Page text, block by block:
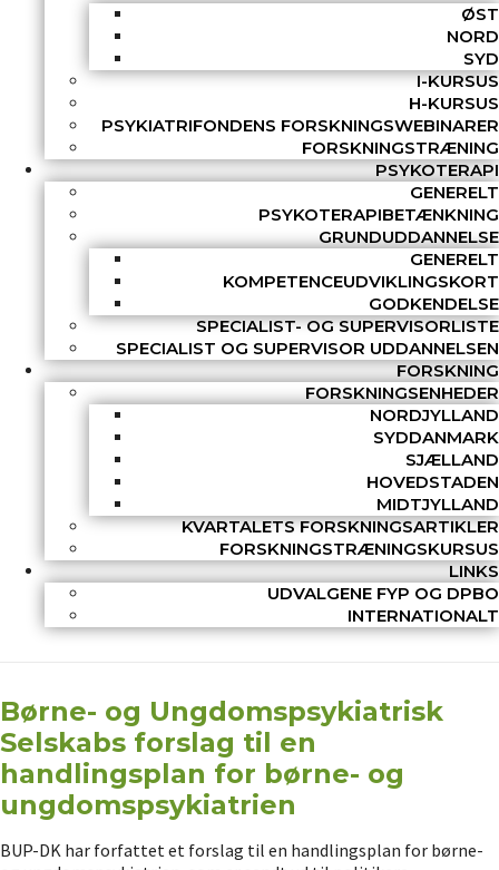
ØST
NORD
SYD
I-KURSUS
H-KURSUS
PSYKIATRIFONDENS FORSKNINGSWEBINARER
FORSKNINGSTRÆNING
PSYKOTERAPI
GENERELT
PSYKOTERAPIBETÆNKNING
GRUNDUDDANNELSE
GENERELT
KOMPETENCEUDVIKLINGSKORT
GODKENDELSE
SPECIALIST- OG SUPERVISORLISTE
SPECIALIST OG SUPERVISOR UDDANNELSEN
FORSKNING
FORSKNINGSENHEDER
NORDJYLLAND
SYDDANMARK
SJÆLLAND
HOVEDSTADEN
MIDTJYLLAND
KVARTALETS FORSKNINGSARTIKLER
FORSKNINGSTRÆNINGSKURSUS
LINKS
UDVALGENE FYP OG DPBO
INTERNATIONALT
Børne- og Ungdomspsykiatrisk
Selskabs forslag til en
handlingsplan for børne- og
ungdomspsykiatrien
BUP-DK har forfattet et forslag til en handlingsplan for børne-